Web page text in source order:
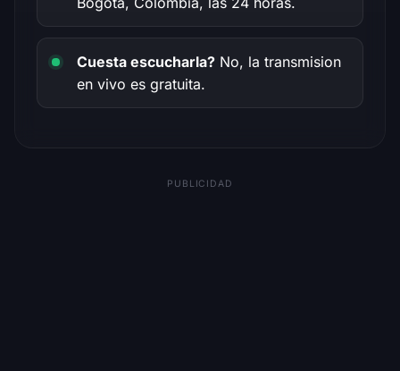
Cuesta escucharla? No, la transmision
en vivo es gratuita.
PUBLICIDAD